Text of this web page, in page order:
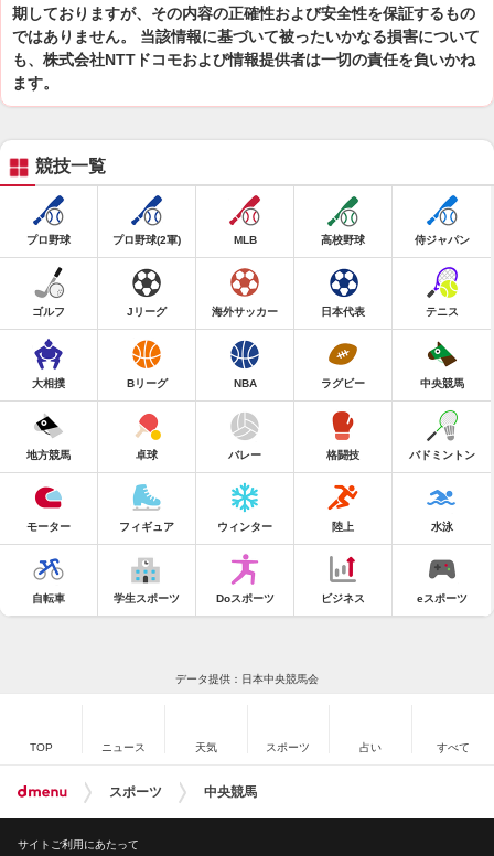
期しておりますが、その内容の正確性および安全性を保証するもの
ではありません。 当該情報に基づいて被ったいかなる損害について
も、株式会社NTTドコモおよび情報提供者は一切の責任を負いかね
ます。
競技一覧
プロ野球 プロ野球(2軍) MLB 高校野球 侍ジャパン
ゴルフ Jリーグ 海外サッカー 日本代表 テニス
大相撲 Bリーグ NBA ラグビー 中央競馬
地方競馬 卓球 バレー 格闘技 バドミントン
モーター フィギュア ウィンター 陸上 水泳
自転車 学生スポーツ Doスポーツ ビジネス eスポーツ
データ提供：日本中央競馬会
TOP ニュース 天気 スポーツ 占い すべて
スポーツ 中央競馬
サイトご利用にあたって